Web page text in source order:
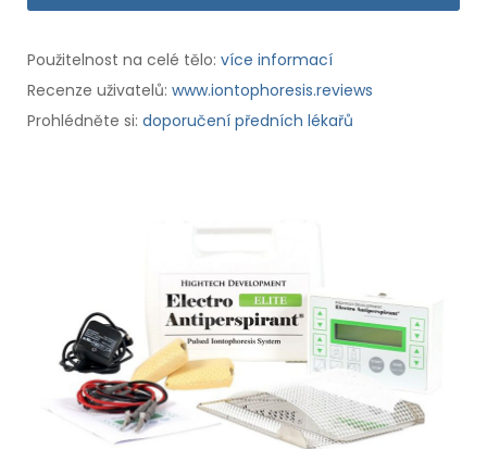
Použitelnost na celé tělo: více informací
Recenze uživatelů: www.iontophoresis.reviews
Prohlédněte si: doporučení předních lékařů